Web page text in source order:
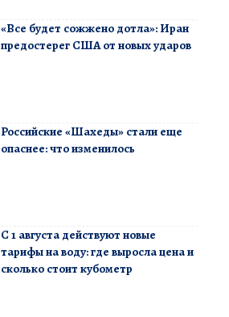
«Все будет сожжено дотла»: Иран
предостерег США от новых ударов
Российские «Шахеды» стали еще
опаснее: что изменилось
С 1 августа действуют новые
тарифы на воду: где выросла цена и
сколько стоит кубометр